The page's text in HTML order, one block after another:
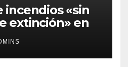
incendios «sin
extinción» en
de Madrid
la